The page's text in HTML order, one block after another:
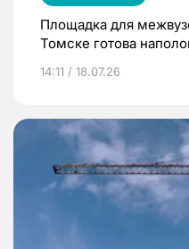
Площадка для
Томске готова
14:11 / 18.07.26